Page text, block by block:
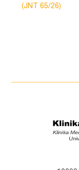
(JNT 65/26)